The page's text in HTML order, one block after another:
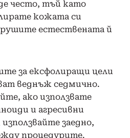
често, тъй като
кожата си
естествената й
за ексфолиращи цели
веднъж седмично.
ако използвате
и агресивни
заедно,
процедурите.